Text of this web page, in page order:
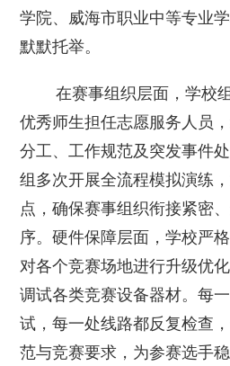
学院、威海市职业中等专业
默默托举。
在赛事组织层面，学校组
优秀师生担任志愿服务人员
分工、工作规范及突发事件
组多次开展全流程模拟演练
点，确保赛事组织衔接紧密
序。硬件保障层面，学校严
对各个竞赛场地进行升级优
调试各类竞赛设备器材。每
试，每一处线路都反复检查
范与竞赛要求，为参赛选手